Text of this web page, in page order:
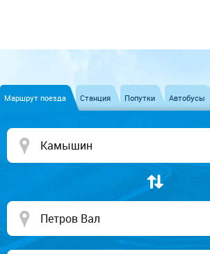
Маршрут поезда Станция Попутки Автобусы